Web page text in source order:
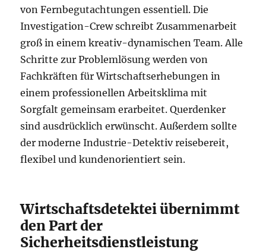
von Fernbegutachtungen essentiell. Die
Investigation-Crew schreibt Zusammenarbeit
groß in einem kreativ-dynamischen Team. Alle
Schritte zur Problemlösung werden von
Fachkräften für Wirtschaftserhebungen in
einem professionellen Arbeitsklima mit
Sorgfalt gemeinsam erarbeitet. Querdenker
sind ausdrücklich erwünscht. Außerdem sollte
der moderne Industrie-Detektiv reisebereit,
flexibel und kundenorientiert sein.
Wirtschaftsdetektei übernimmt
den Part der
Sicherheitsdienstleistung